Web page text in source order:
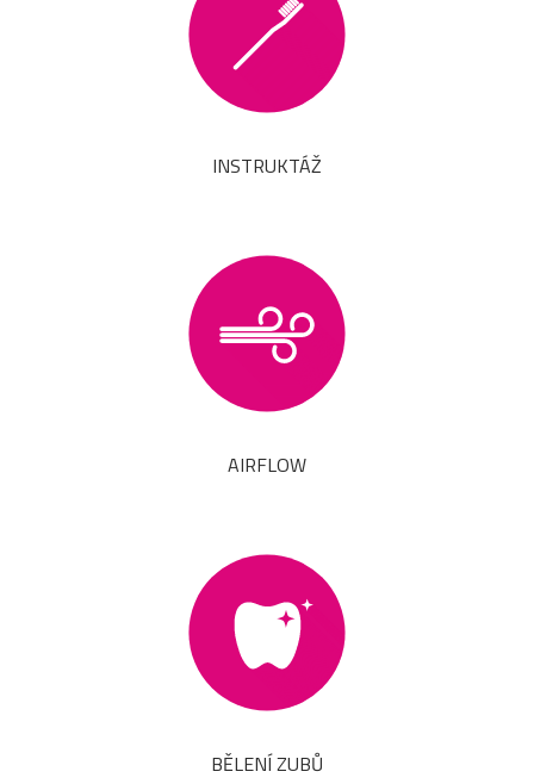
INSTRUKTÁŽ
AIRFLOW
BĚLENÍ ZUBŮ